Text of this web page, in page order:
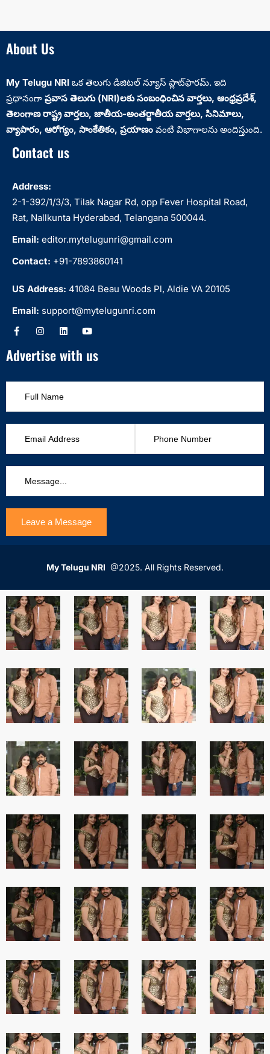
About Us
My Telugu NRI ఒక తెలుగు డిజిటల్ న్యూస్ ప్లాట్‌ఫారమ్. ఇది
ప్రధానంగా ప్రవాస తెలుగు (NRI)లకు సంబంధించిన వార్తలు, ఆంధ్రప్రదేశ్‌,
తెలంగాణ రాష్ట్ర వార్తలు, జాతీయ-అంతర్జాతీయ వార్తలు, సినిమాలు,
వ్యాపారం, ఆరోగ్యం, సాంకేతికం, ప్రయాణం వంటి విభాగాలను అందిస్తుంది.
Contact us
Address:
2-1-392/1/3/3, Tilak Nagar Rd, opp Fever Hospital Road,
Rat, Nallkunta Hyderabad, Telangana 500044.
Email: editor.mytelugunri@gmail.com
Contact: +91-7893860141
US Address: 41084 Beau Woods Pl, Aldie VA 20105
Email: support@mytelugunri.com
Advertise with us
My Telugu NRI @2025. All Rights Reserved.